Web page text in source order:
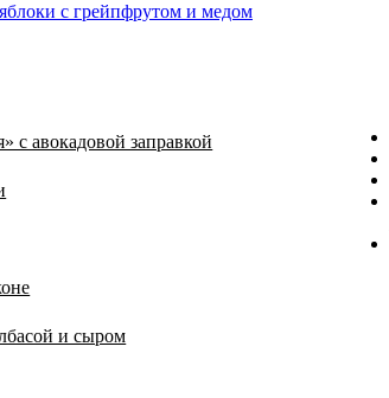
с грейпфрутом и медом
с авокадовой заправкой
и сыром